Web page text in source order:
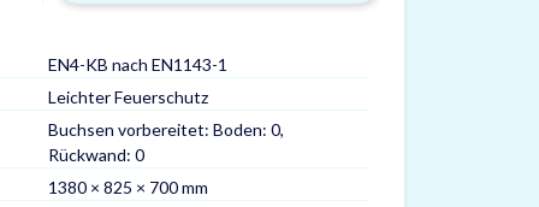
EN4-KB nach EN1143-1
Leichter Feuerschutz
Buchsen vorbereitet: Boden: 0,
Rückwand: 0
1380 × 825 × 700 mm